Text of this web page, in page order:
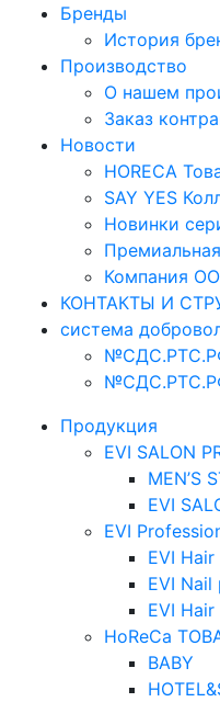
Бренды
История
Производство
О нашем
Заказ
Новости
HORECA
SAY YES
Новинки
Компания
КОНТАКТЫ И
система
Продукция
EVI SALON
MEN’S
EVI
EVI
EVI
EVI Nail
EVI
HoReCa
BABY